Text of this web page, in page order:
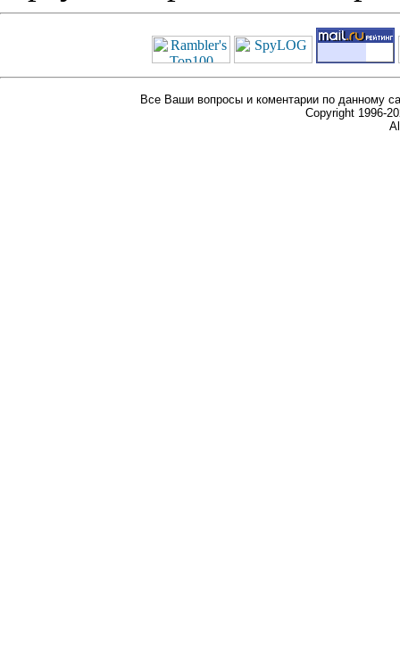
Все Ваши вопросы и коментарии по данному
Copyright 1996-